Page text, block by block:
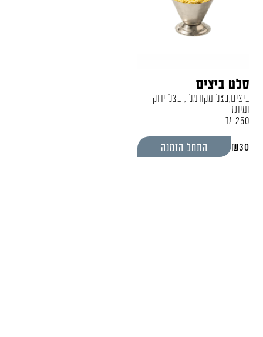
סלט ביצים
ביצים,בצל מקורמל , בצל ירוק
ומיונז
250 גר
30
₪ התחל הזמנה